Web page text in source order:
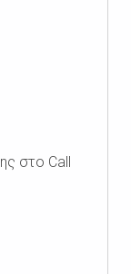
στο Call